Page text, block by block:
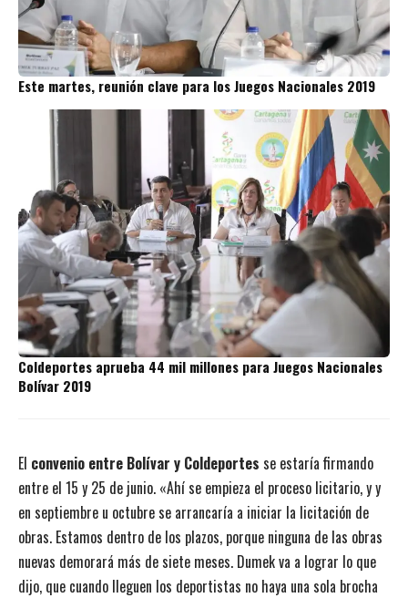
Este martes, reunión clave para los Juegos Nacionales 2019
Coldeportes aprueba 44 mil millones para Juegos Nacionales
Bolívar 2019
El convenio entre Bolívar y Coldeportes se estaría firmando
entre el 15 y 25 de junio. «Ahí se empieza el proceso licitario, y y
en septiembre u octubre se arrancaría a iniciar la licitación de
obras. Estamos dentro de los plazos, porque ninguna de las obras
nuevas demorará más de siete meses. Dumek va a lograr lo que
dijo, que cuando lleguen los deportistas no haya una sola brocha